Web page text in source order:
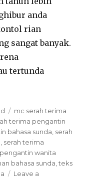
anda
rian
sangat banyak.
tertunda
Tags
mc serah terima
terima pengantin
bahasa sunda serah
serah terima
wanita
bahasa sunda ,teks
Leave a